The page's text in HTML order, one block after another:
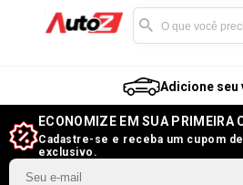
Adicione seu
ECONOMIZE EM SUA PRIMEIRA
Cadastre-se e receba um cupom
exclusivo.